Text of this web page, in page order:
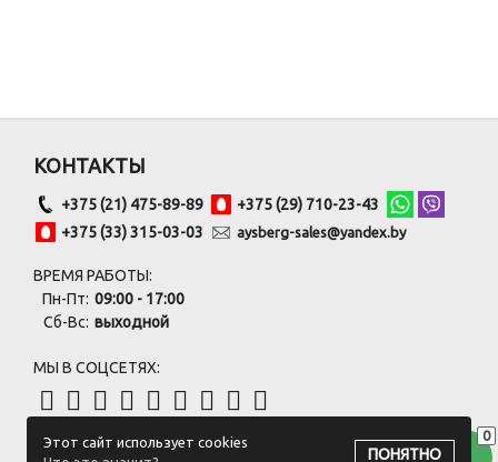
0
Этот сайт использует cookies
ПОНЯТНО
КОНТАКТЫ
+375 (21) 475-89-89
+375 (29) 710-23-43
+375 (33) 315-03-03
aysberg-sales@yandex.by
ВРЕМЯ РАБОТЫ:
Пн-Пт: 09:00 - 17:00
Сб-Вс: выходной
МЫ В СОЦСЕТЯХ:
ПОДПИСАТЬСЯ НА РАССЫЛКУ